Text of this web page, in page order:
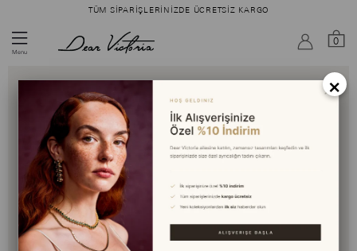
TÜM SIPARIŞLERINIZDE ÜCRETSIZ KARGO
Menu
0
×